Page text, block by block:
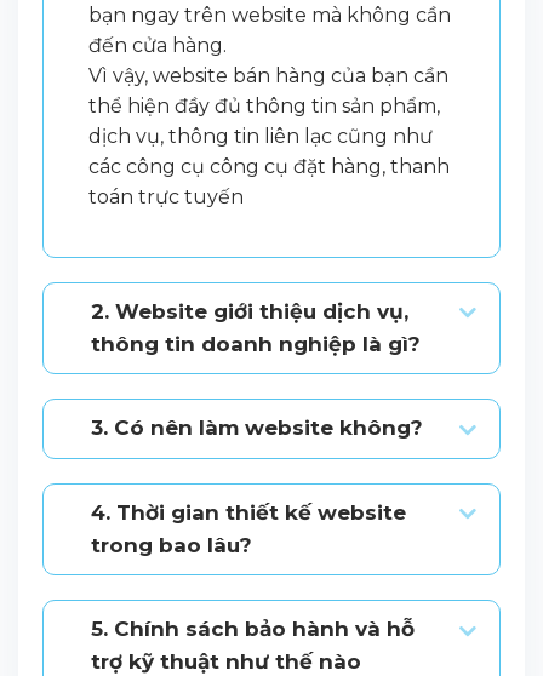
bạn ngay trên website mà không cần
đến cửa hàng.
Vì vậy, website bán hàng của bạn cần
thể hiện đầy đủ thông tin sản phẩm,
dịch vụ, thông tin liên lạc cũng như
các công cụ công cụ đặt hàng, thanh
toán trực tuyến
2. Website giới thiệu dịch vụ,
thông tin doanh nghiệp là gì?
3. Có nên làm website không?
4. Thời gian thiết kế website
trong bao lâu?
5. Chính sách bảo hành và hỗ
trợ kỹ thuật như thế nào